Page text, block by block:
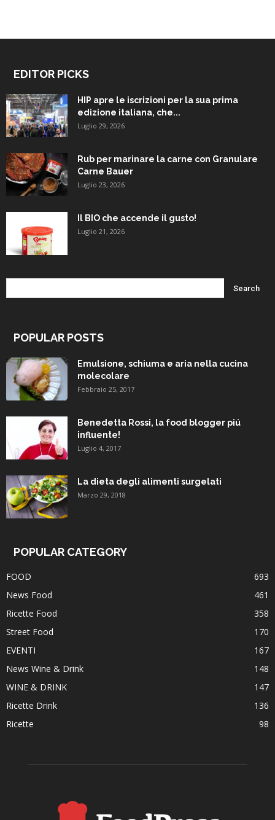
EDITOR PICKS
HIP apre le iscrizioni per la sua prima
edizione italiana, che...
Luglio 29, 2026
Rub per marinare la carne con Granulare
Carne Bauer
Luglio 23, 2026
Il BIO che accende il gusto!
Luglio 21, 2026
POPULAR POSTS
Emulsione, schiuma e aria nella cucina
molecolare
Febbraio 25, 2017
Benedetta Rossi, la food blogger piú
influente!
Luglio 4, 2017
La dieta degli alimenti surgelati
Marzo 29, 2018
POPULAR CATEGORY
FOOD
693
News Food
461
Ricette Food
358
Street Food
170
EVENTI
167
News Wine & Drink
148
WINE & DRINK
147
Ricette Drink
136
Ricette
98